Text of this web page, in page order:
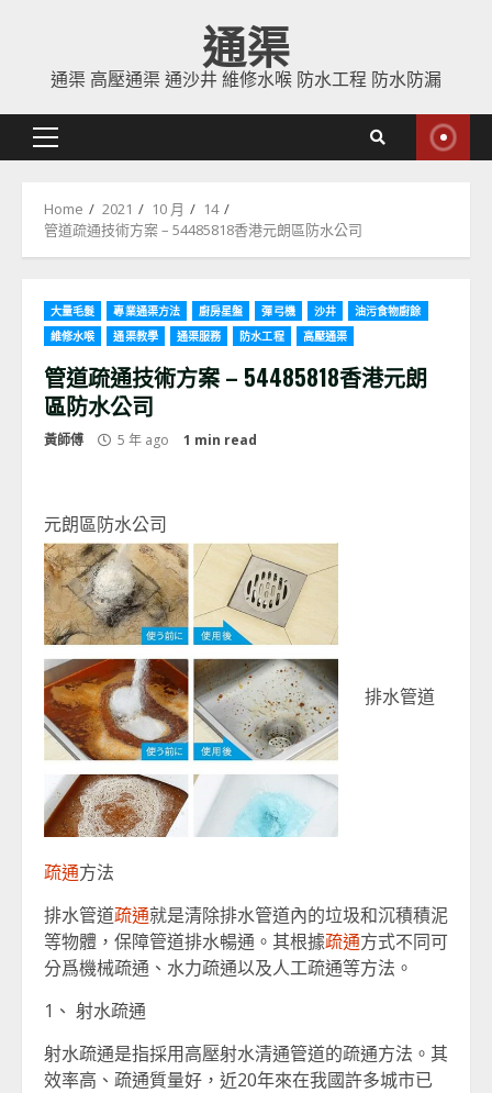
content
通渠
通渠 高壓通渠 通沙井 維修水喉 防水工程 防水防漏
Primary
Home 2021 10 月
14
管道疏通技術方案 – 54485818香港元朗區防水公司
大量毛髮 專業通渠方法 廚房星盤 彈弓機 沙井
油污食物廚餘
維修水喉
通渠教學 通渠服務 防水工程 高壓通渠
管道疏通技術方案 – 54485818香港元朗
區防水公司
黃師傅 5 年 ago 1 min read
元朗區防水公司
排水管道
疏通方法
排水管道疏通就是清除排水管道內的垃圾和沉積積泥
等物體，保障管道排水暢通。其根據疏通方式不同可
分爲機械疏通、水力疏通以及人工疏通等方法。
1、 射水疏通
射水疏通是指採用高壓射水清通管道的疏通方法。其
效率高、疏通質量好，近20年來在我國許多城市已